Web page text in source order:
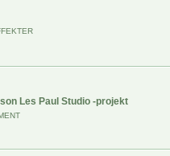
Les Paul Studio -projekt